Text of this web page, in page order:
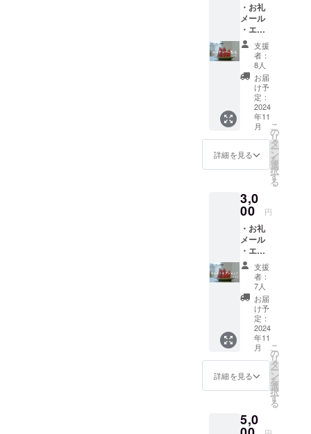
・お礼
メール
・エン
ドロー
ル記名
【詳
細】 お
礼メー
ル ・監
督の永
田と脚
本の夜
終から
感謝の
気持ち
を込め
ルを送
らせて
いただ
きま
す。 エ
ンド
ロール
記名 ・
エンド
ロール
に支援
者様の
お名前
を掲載
しま
す。 ・
団体名
文字の
み、ロ
支援
者：
8人
お届
け予
定：
2024
年11
月
詳細を見る
こ
の
リ
タ
ー
ン
を
選
択
す
る
3,0
00 円
・お礼
メール
・エン
ドロー
ル記名
・キャ
ストオ
ショッ
細】 お
礼メー
ル ・監
督の永
田と脚
本の夜
感謝の
気持ち
支援
者：
7人
お届
け予
定：
2024
年11
月
詳細を見る
こ
の
リ
タ
ー
ン
を
選
択
す
る
5,0